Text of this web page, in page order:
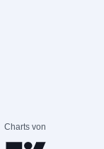
Charts von